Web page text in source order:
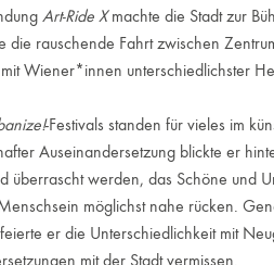
Art-Ride Xmachte die Stadt zur
rauschende Fahrt zwischen
Wiener*innen unterschiedlichster
-Festivals standen für vieles im
Auseinandersetzung blickte er
überrascht werden, das Schöne und
möglichst nahe rücken.
er die Unterschiedlichkeit mit
mit der Stadt vermissen.